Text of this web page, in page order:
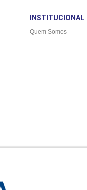
INSTITUCIONAL
Quem Somos